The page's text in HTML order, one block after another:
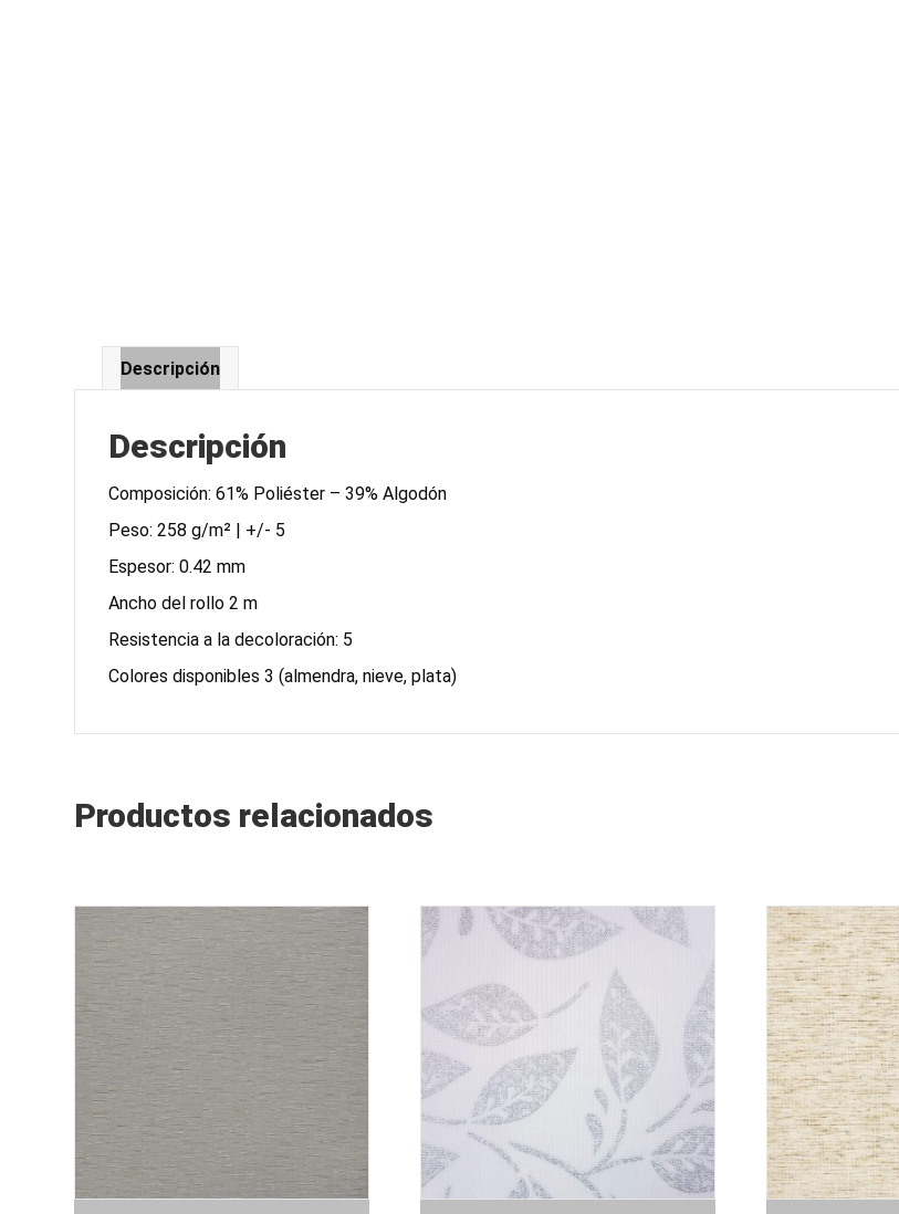
Descripción
Descripción
Composición: 61% Poliéster – 39% Algodón
Peso: 258 g/m² | +/- 5
Espesor: 0.42 mm
Ancho del rollo 2 m
Resistencia a la decoloración: 5
Colores disponibles 3 (almendra, nieve, plata)
Productos relacionados